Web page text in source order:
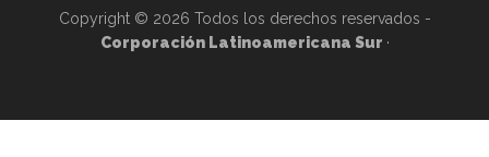
Copyright © 2026 Todos los derechos reservados -
Corporación Latinoamericana Sur ·